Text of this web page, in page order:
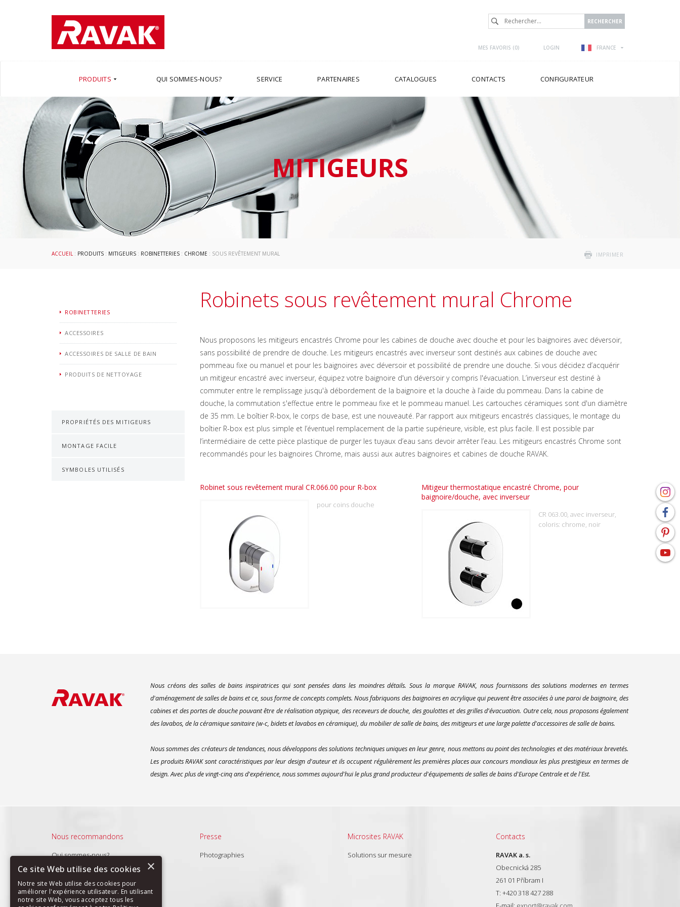
MES FAVORIS (0) LOGIN FRANCE
PRODUITS QUI SOMMES-NOUS? SERVICE PARTENAIRES CATALOGUES CONTACTS CONFIGURATEUR
MITIGEURS
IMPRIMER
ACCUEIL : PRODUITS : MITIGEURS : ROBINETTERIES : CHROME : SOUS REVÊTEMENT MURAL
ROBINETTERIES
ACCESSOIRES
ACCESSOIRES DE SALLE DE BAIN
PRODUITS DE NETTOYAGE
PROPRIÉTÉS DES MITIGEURS
MONTAGE FACILE
SYMBOLES UTILISÉS
Robinets sous revêtement mural Chrome
Nous proposons les mitigeurs encastrés Chrome pour les cabines de douche avec douche et pour les baignoires avec déversoir,
sans possibilité de prendre de douche. Les mitigeurs encastrés avec inverseur sont destinés aux cabines de douche avec
pommeau fixe ou manuel et pour les baignoires avec déversoir et possibilité de prendre une douche. Si vous décidez d’acquérir
un mitigeur encastré avec inverseur, équipez votre baignoire d'un déversoir y compris l'évacuation. L’inverseur est destiné à
commuter entre le remplissage jusqu'à débordement de la baignoire et la douche à l’aide du pommeau. Dans la cabine de
douche, la commutation s'effectue entre le pommeau fixe et le pommeau manuel. Les cartouches céramiques sont d'un diamètre
de 35 mm. Le boîtier R-box, le corps de base, est une nouveauté. Par rapport aux mitigeurs encastrés classiques, le montage du
boîtier R-box est plus simple et l’éventuel remplacement de la partie supérieure, visible, est plus facile. Il est possible par
l’intermédiaire de cette pièce plastique de purger les tuyaux d’eau sans devoir arrêter l’eau. Les mitigeurs encastrés Chrome sont
recommandés pour les baignoires Chrome, mais aussi aux autres baignoires et cabines de douche RAVAK.
Robinet sous revêtement mural CR.066.00 pour R-box
pour coins douche
Mitigeur thermostatique encastré Chrome, pour
baignoire/douche, avec inverseur
CR 063.00, avec inverseur,
coloris: chrome, noir
Nous créons des salles de bains inspiratrices qui sont pensées dans les moindres détails. Sous la marque RAVAK, nous fournissons des solutions modernes en termes
d'aménagement de salles de bains et ce, sous forme de concepts complets. Nous fabriquons des baignoires en acrylique qui peuvent être associées à une paroi de baignoire, des
cabines et des portes de douche pouvant être de réalisation atypique, des receveurs de douche, des goulottes et des grilles d'évacuation. Outre cela, nous proposons également
des lavabos, de la céramique sanitaire (w-c, bidets et lavabos en céramique), du mobilier de salle de bains, des mitigeurs et une large palette d'accessoires de salle de bains.
Nous sommes des créateurs de tendances, nous développons des solutions techniques uniques en leur genre, nous mettons au point des technologies et des matériaux brevetés.
Les produits RAVAK sont caractéristiques par leur design d'auteur et ils occupent régulièrement les premières places aux concours mondiaux les plus prestigieux en termes de
design. Avec plus de vingt-cinq ans d'expérience, nous sommes aujourd'hui le plus grand producteur d'équipements de salles de bains d'Europe Centrale et de l'Est.
Nous recommandons
Qui sommes-nous?
Produits
Nouveautés
Presse
Photographies
Microsites RAVAK
Solutions sur mesure
Contacts
RAVAK a. s.
Obecnická 285
261 01 Příbram I
T: +420 318 427 288
×
Ce site Web utilise des cookies
Notre site Web utilise des cookies pour
améliorer l'expérience utilisateur. En utilisant
notre site Web, vous acceptez tous les